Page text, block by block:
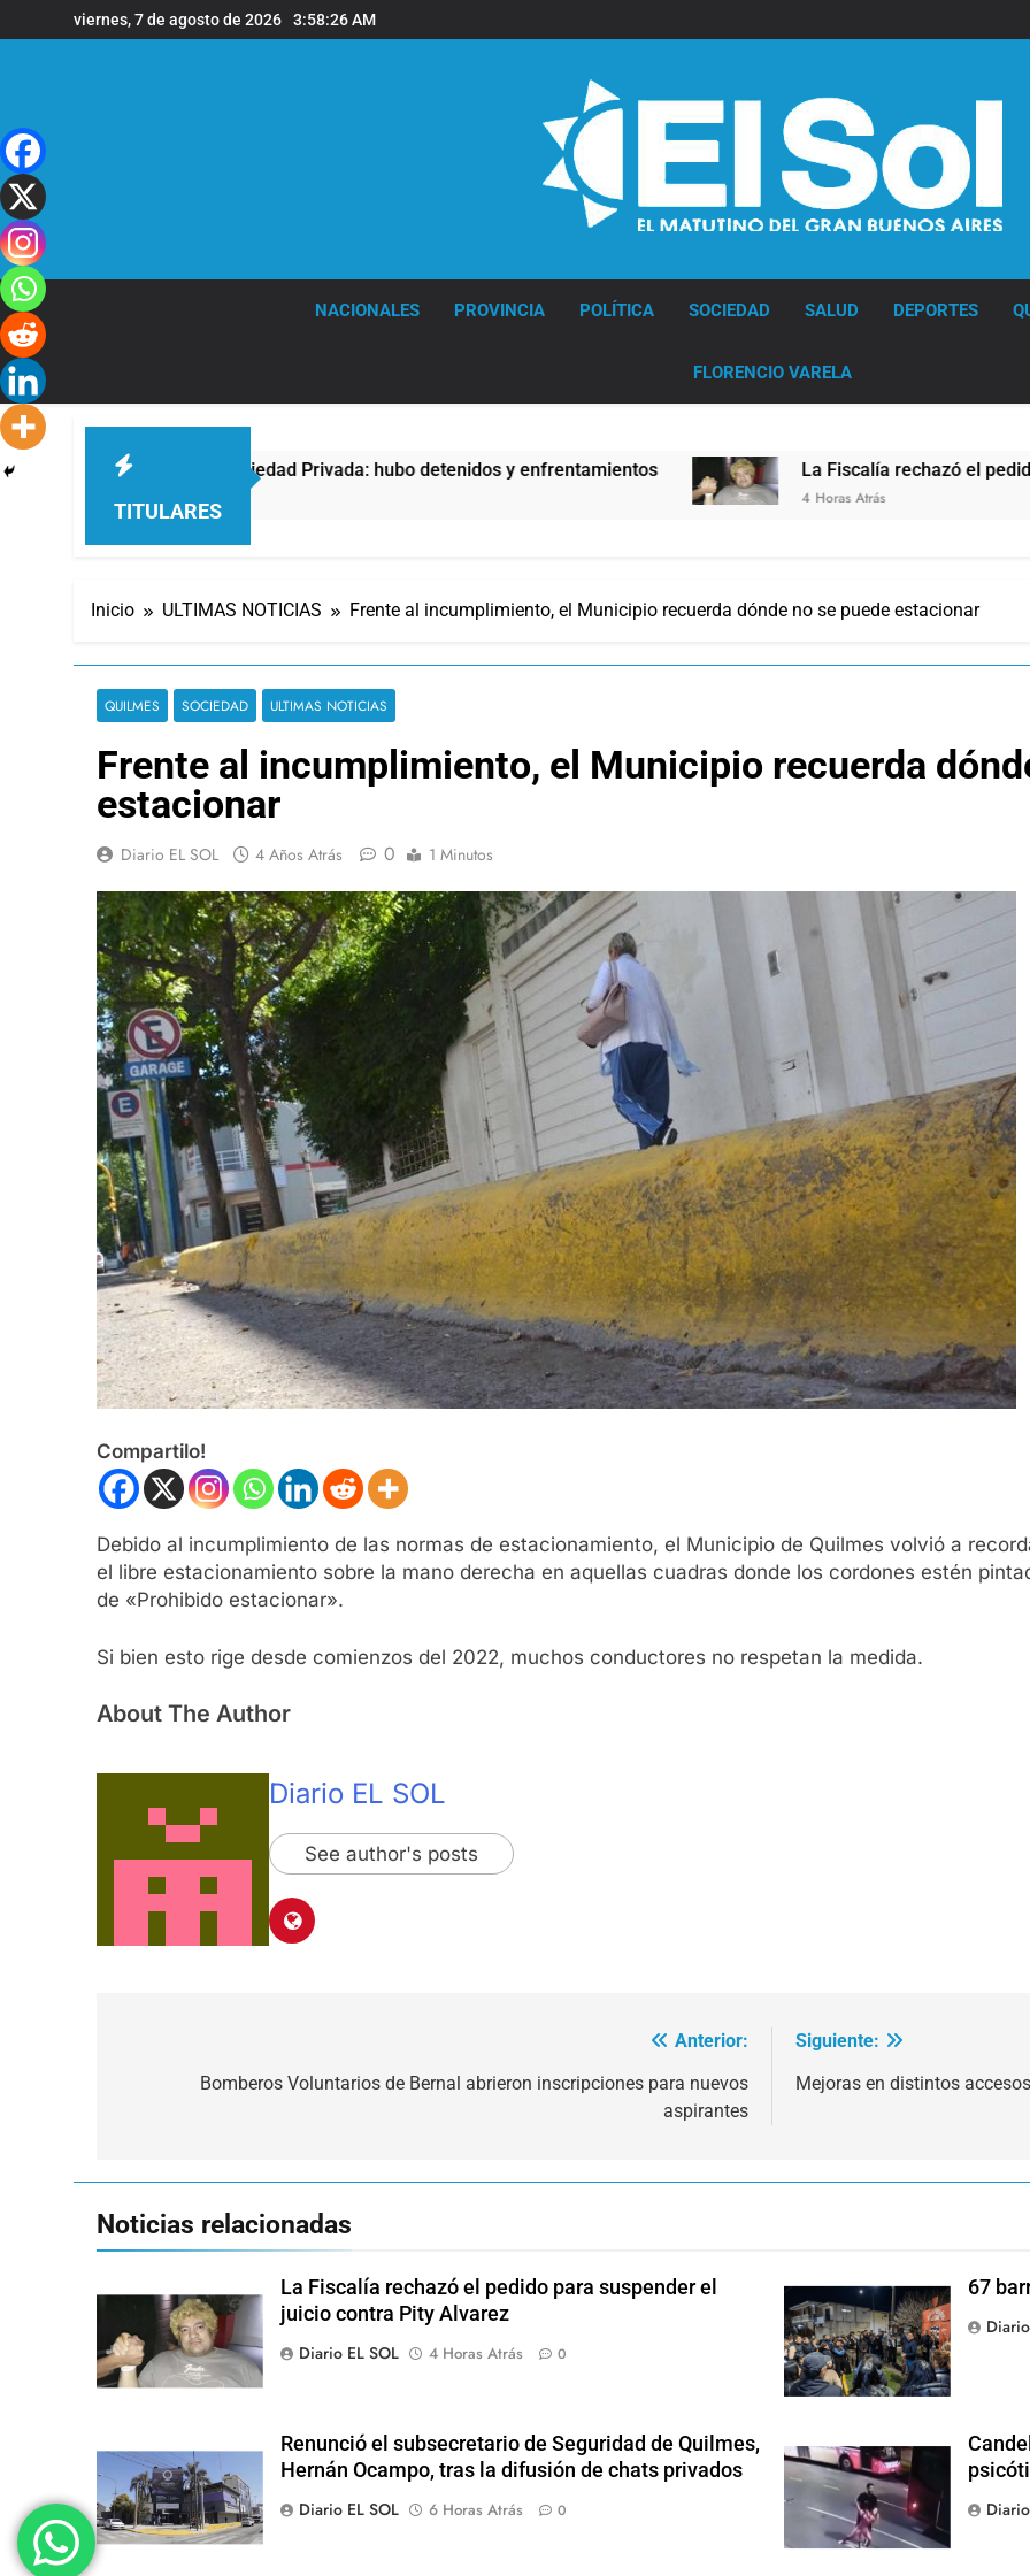
al
viernes, 7 de agosto de 2026 3:58:27 AM
NACIONALES PROVINCIA POLÍTICA SOCIEDAD SALUD DEPORTES
FLORENCIO VARELA
TITULARES
la Ley de Propiedad Privada: hubo detenidos y enfrentamientos La Fiscalía rechazó el pedido para
4 Horas Atrás
Inicio ULTIMAS NOTICIAS Frente al incumplimiento, el Municipio recuerda dónde no se puede estacionar
QUILMES SOCIEDAD ULTIMAS NOTICIAS
Frente al incumplimiento, el Municipio recuerda
estacionar
Diario EL SOL 4 Años Atrás 0 1 Minutos
Compartilo!
Debido al incumplimiento de las normas de estacionamiento, el Municipio de Quilmes volvió a
el libre estacionamiento sobre la mano derecha en aquellas cuadras donde los cordones estén
de «Prohibido estacionar».
Si bien esto rige desde comienzos del 2022, muchos conductores no respetan la medida.
About The Author
Diario EL SOL
See author's posts
Anterior:
Bomberos Voluntarios de Bernal abrieron inscripciones para nuevos
aspirantes
Siguiente:
Mejoras en distintos
Noticias relacionadas
La Fiscalía rechazó el pedido para suspender el
juicio contra Pity Alvarez
Diario EL SOL
4 Horas Atrás 0
67
Renunció el subsecretario de Seguridad de Quilmes,
Hernán Ocampo, tras la difusión de chats privados
Diario EL SOL
6 Horas Atrás 0